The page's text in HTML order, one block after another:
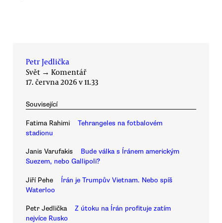
Petr Jedlička
Svět → Komentář
17. června 2026 v 11.33
Související
Fatima Rahimi
Tehrangeles na fotbalovém
stadionu
Janis Varufakis
Bude válka s Íránem americkým
Suezem, nebo Gallipoli?
Jiří Pehe
Írán je Trumpův Vietnam. Nebo spíš
Waterloo
Petr Jedlička
Z útoku na Írán profituje zatím
nejvíce Rusko